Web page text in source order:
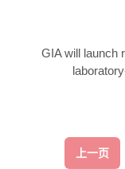
GIA will launch
上一页